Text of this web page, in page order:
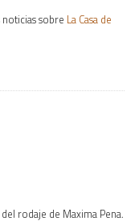
sobre La Casa de
rodaje de Maxima Pena.